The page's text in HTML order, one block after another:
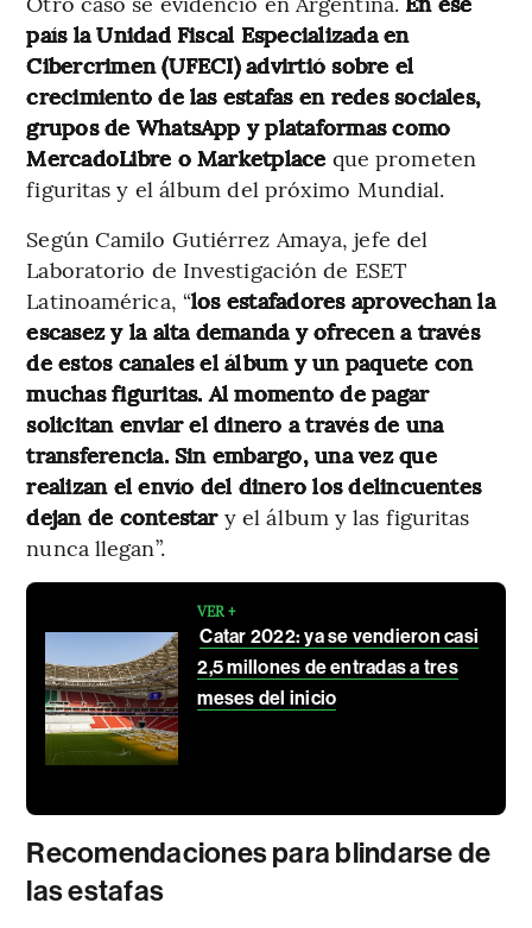
país la Unidad Fiscal Especializada en
Cibercrimen (UFECI) advirtió sobre el
crecimiento de las estafas en redes sociales,
grupos de WhatsApp y plataformas como
MercadoLibre o Marketplace que prometen
figuritas y el álbum del próximo Mundial.
Según Camilo Gutiérrez Amaya, jefe del
Laboratorio de Investigación de ESET
Latinoamérica, “los estafadores aprovechan la
escasez y la alta demanda y ofrecen a través
de estos canales el álbum y un paquete con
muchas figuritas. Al momento de pagar
solicitan enviar el dinero a través de una
transferencia. Sin embargo, una vez que
realizan el envío del dinero los delincuentes
dejan de contestar y el álbum y las figuritas
nunca llegan”.
VER +
Catar 2022: ya se vendieron casi
2,5 millones de entradas a tres
meses del inicio
Recomendaciones para blindarse de
las estafas